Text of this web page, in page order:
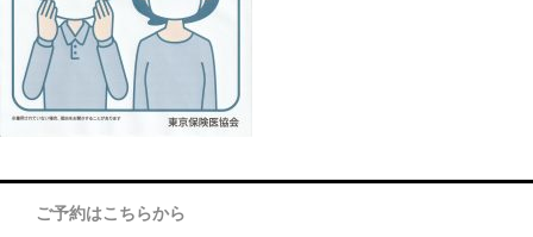
ご予約はこちらから